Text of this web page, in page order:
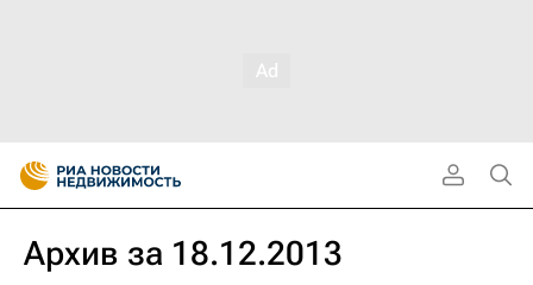
Архив за 18.12.2013